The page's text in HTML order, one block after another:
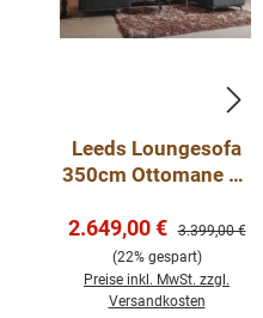
Leeds Loungesofa
350cm Ottomane L -
sofort lieferbar
Verkaufspreis:
2.649,00 € Regulärer
3.399,00 €
(22% gespart)
Preise inkl. MwSt. zzgl.
Versandkosten